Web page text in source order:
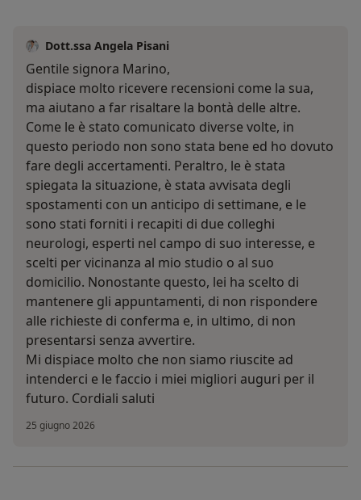
Dott.ssa Angela Pisani
Gentile signora Marino,
dispiace molto ricevere recensioni come la sua,
ma aiutano a far risaltare la bontà delle altre.
Come le è stato comunicato diverse volte, in
questo periodo non sono stata bene ed ho dovuto
fare degli accertamenti. Peraltro, le è stata
spiegata la situazione, è stata avvisata degli
spostamenti con un anticipo di settimane, e le
sono stati forniti i recapiti di due colleghi
neurologi, esperti nel campo di suo interesse, e
scelti per vicinanza al mio studio o al suo
domicilio. Nonostante questo, lei ha scelto di
mantenere gli appuntamenti, di non rispondere
alle richieste di conferma e, in ultimo, di non
presentarsi senza avvertire.
Mi dispiace molto che non siamo riuscite ad
intenderci e le faccio i miei migliori auguri per il
futuro. Cordiali saluti
25 giugno 2026